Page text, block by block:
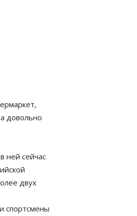
довольно
ней сейчас
двух
спортсмены